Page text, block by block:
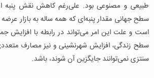
طبیعی و مصنوعی بود. علی‌رغم کاهش نقش پنبه
سطح جهانی مقدار پنبه‌ای که همه ساله به بازار
است و علت این امر می‌تواند در رابطه با افزایش
سطح زندگی، افزایش شهرنشینی و نیز مصارف
سنتزی نمی‌توانند جایگزین آن شوند، باشد.